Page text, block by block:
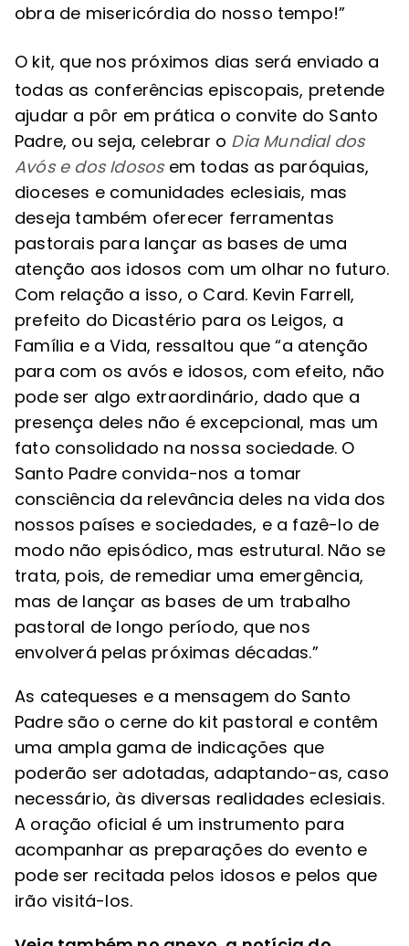
obra de misericórdia do nosso tempo!”
O kit, que nos próximos dias será enviado a
todas as conferências episcopais, pretende
ajudar a pôr em prática o convite do Santo
Padre, ou seja, celebrar o Dia Mundial dos
Avós e dos Idososem todas as paróquias,
dioceses e comunidades eclesiais, mas
deseja também oferecer ferramentas
pastorais para lançar as bases de uma
atenção aos idosos com um olhar no futuro.
Com relação a isso, o Card. Kevin Farrell,
prefeito do Dicastério para os Leigos, a
Família e a Vida, ressaltou que “a atenção
para com os avós e idosos, com efeito, não
pode ser algo extraordinário, dado que a
presença deles não é excepcional, mas um
fato consolidado na nossa sociedade. O
Santo Padre convida-nos a tomar
consciência da relevância deles na vida dos
nossos países e sociedades, e a fazê-lo de
modo não episódico, mas estrutural. Não se
trata, pois, de remediar uma emergência,
mas de lançar as bases de um trabalho
pastoral de longo período, que nos
envolverá pelas próximas décadas.”
As catequeses e a mensagem do Santo
Padre são o cerne do kit pastoral e contêm
uma ampla gama de indicações que
poderão ser adotadas, adaptando-as, caso
necessário, às diversas realidades eclesiais.
A oração oficial é um instrumento para
acompanhar as preparações do evento e
pode ser recitada pelos idosos e pelos que
irão visitá-los.